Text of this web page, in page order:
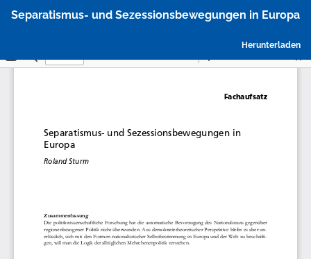
Artikeldetails
Separatismus- und Sezessionsbewegungen in Europa
Herunterladen